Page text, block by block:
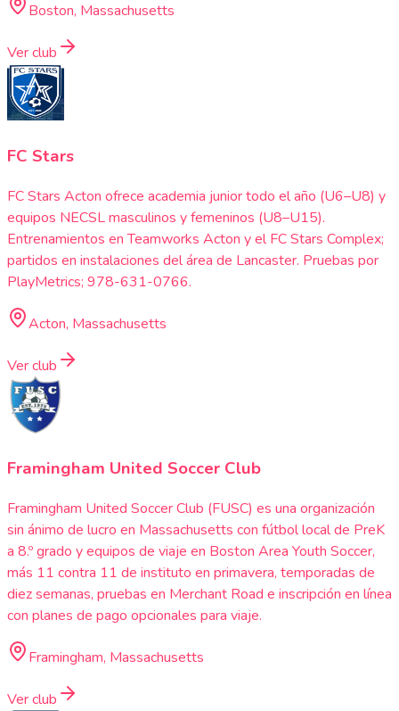
Boston, Massachusetts
Ver club
FC Stars
FC Stars Acton ofrece academia junior todo el año (U6–U8) y
equipos NECSL masculinos y femeninos (U8–U15).
Entrenamientos en Teamworks Acton y el FC Stars Complex;
partidos en instalaciones del área de Lancaster. Pruebas por
PlayMetrics; 978-631-0766.
Acton, Massachusetts
Ver club
Framingham United Soccer Club
Framingham United Soccer Club (FUSC) es una organización
sin ánimo de lucro en Massachusetts con fútbol local de PreK
a 8.º grado y equipos de viaje en Boston Area Youth Soccer,
más 11 contra 11 de instituto en primavera, temporadas de
diez semanas, pruebas en Merchant Road e inscripción en línea
con planes de pago opcionales para viaje.
Framingham, Massachusetts
Ver club